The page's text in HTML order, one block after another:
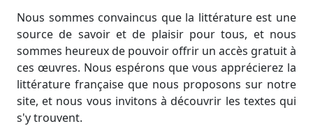
Nous sommes convaincus que la littérature est une
source de savoir et de plaisir pour tous, et nous
sommes heureux de pouvoir offrir un accès gratuit à
ces œuvres. Nous espérons que vous apprécierez la
littérature française que nous proposons sur notre
site, et nous vous invitons à découvrir les textes qui
s'y trouvent.